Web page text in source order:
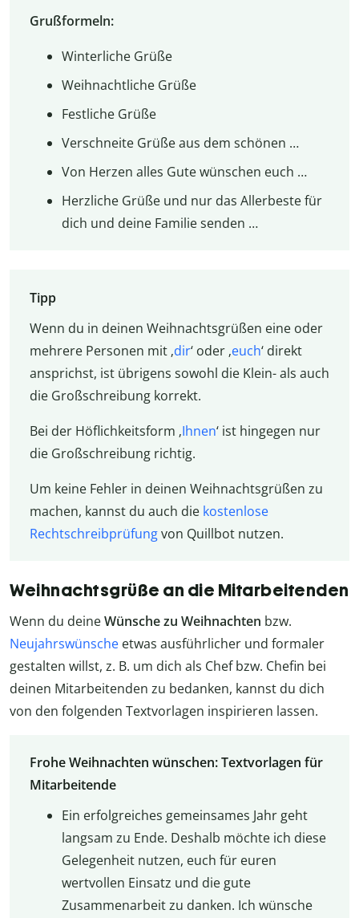
Grußformeln:
Winterliche Grüße
Weihnachtliche Grüße
Festliche Grüße
Verschneite Grüße aus dem schönen …
Von Herzen alles Gute wünschen euch …
Herzliche Grüße und nur das Allerbeste für
dich und deine Familie senden …
Tipp
Wenn du in deinen Weihnachtsgrüßen eine oder
mehrere Personen mit ‚dir‘ oder ‚euch‘ direkt
ansprichst, ist übrigens sowohl die Klein- als auch
die Großschreibung korrekt.
Bei der Höflichkeitsform ‚Ihnen‘ ist hingegen nur
die Großschreibung richtig.
Um keine Fehler in deinen Weihnachtsgrüßen zu
machen, kannst du auch die kostenlose
Rechtschreibprüfungvon Quillbot nutzen.
Weihnachtsgrüße an die Mitarbeitenden
Wenn du deineWünsche zu Weihnachten bzw.
Neujahrswünsche etwas ausführlicher und formaler
gestalten willst, z. B. um dich als Chef bzw. Chefin bei
deinen Mitarbeitenden zu bedanken, kannst du dich
von den folgenden Textvorlagen inspirieren lassen.
Frohe Weihnachten wünschen: Textvorlagen für
Mitarbeitende
Ein erfolgreiches gemeinsames Jahr geht
langsam zu Ende. Deshalb möchte ich diese
Gelegenheit nutzen, euch für euren
wertvollen Einsatz und die gute
Zusammenarbeit zu danken. Ich wünsche